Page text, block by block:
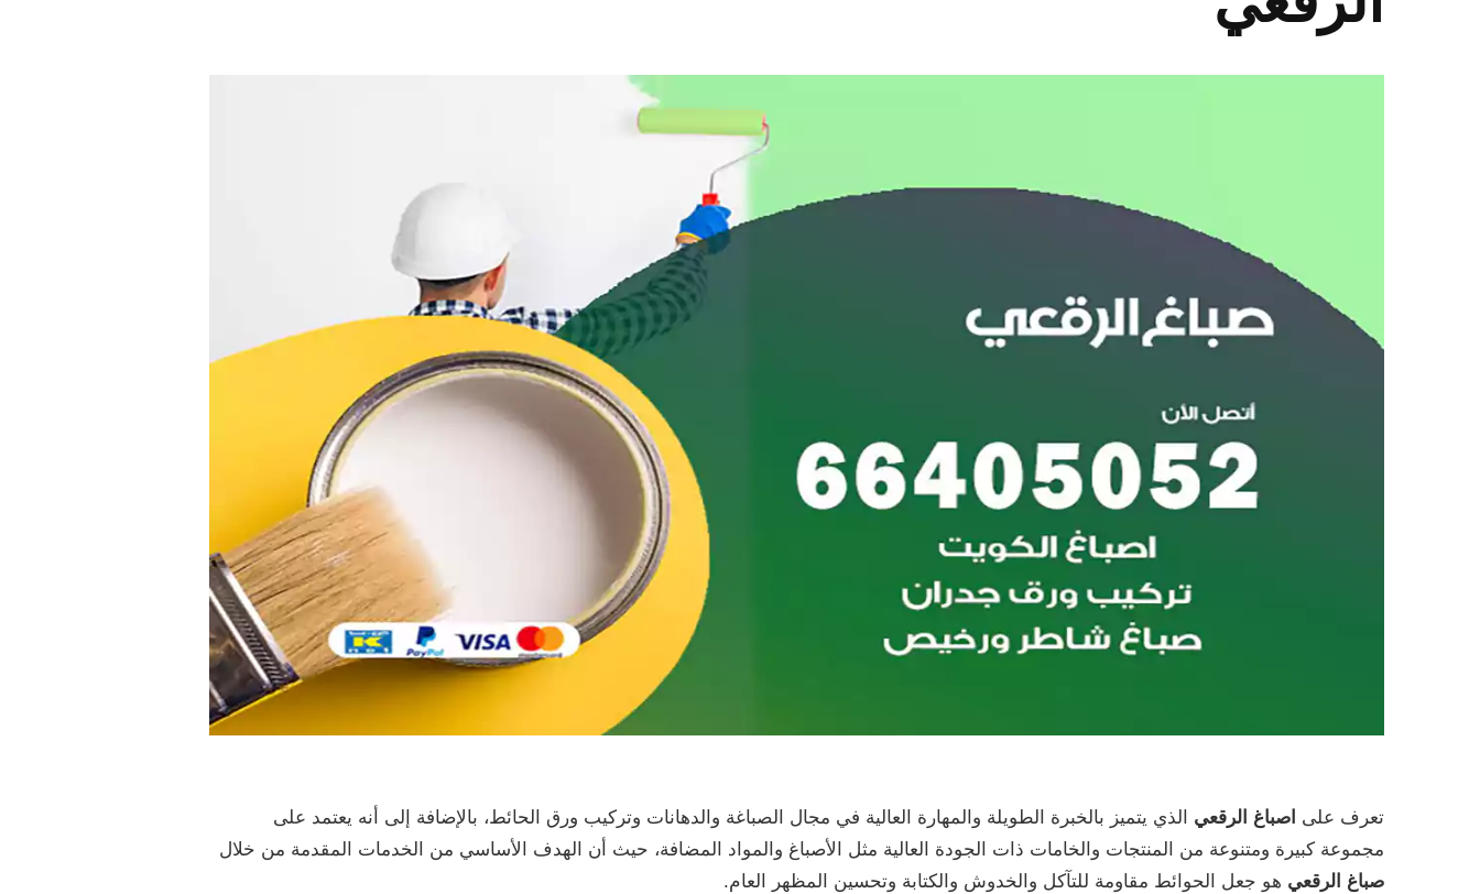
تعرف على اصباغ الرقعي الذي يتميز بالخبرة الطويلة والمهارة العالية في مجال الصباغة والدهانات وتركيب ورق الحائط، بالإضافة إلى أنه يعتمد على
مجموعة كبيرة ومتنوعة من المنتجات والخامات ذات الجودة العالية مثل الأصباغ والمواد المضافة، حيث أن الهدف الأساسي من الخدمات المقدمة من خلال
صباغ الرقعي هو جعل الحوائط مقاومة للتآكل والخدوش والكتابة وتحسين المظهر العام.